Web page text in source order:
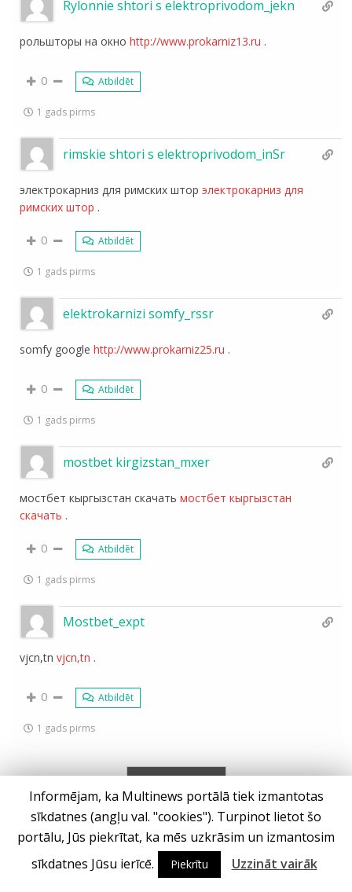
Rylonnie shtori s elektroprivodom_jekn
рольшторы на окноhttp://www.prokarniz13.ru .
0 Atbildēt
1 gads pirms
rimskie shtori s elektroprivodom_inSr
электрокарниз для римских шторэлектрокарниз для
римских штор .
0 Atbildēt
1 gads pirms
elektrokarnizi somfy_rssr
somfy googlehttp://www.prokarniz25.ru .
0 Atbildēt
1 gads pirms
mostbet kirgizstan_mxer
мостбет кыргызстан скачатьмостбет кыргызстан
скачать .
0 Atbildēt
1 gads pirms
Mostbet_expt
vjcn,tnvjcn,tn .
0 Atbildēt
1 gads pirms
Informējam, ka Multinews portālā tiek izmantotas
sīkdatnes (angļu val. "cookies"). Turpinot lietot šo
portālu, Jūs piekrītat, ka mēs uzkrāsim un izmantosim
sīkdatnes Jūsu ierīcē.
Piekrītu Uzzināt vairāk